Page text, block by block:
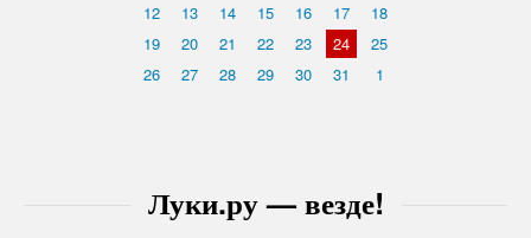
Луки.ру — везде!
12
13 14 15 16 17
18
19
20 21 22 23 24
25
26
27 28 29 30 31 1